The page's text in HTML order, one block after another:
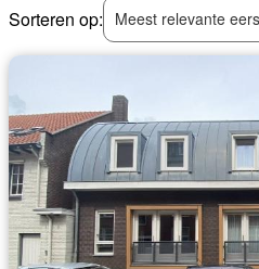
Sorteren op:
Meest relevante